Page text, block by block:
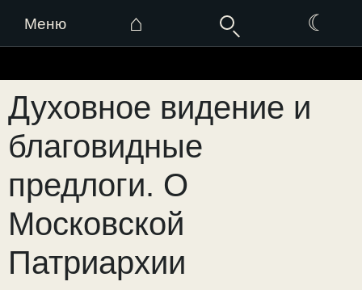
Меню ⌂ ☾
к
содержимому
Духовное видение и
благовидные
предлоги. О
Московской
Патриархии